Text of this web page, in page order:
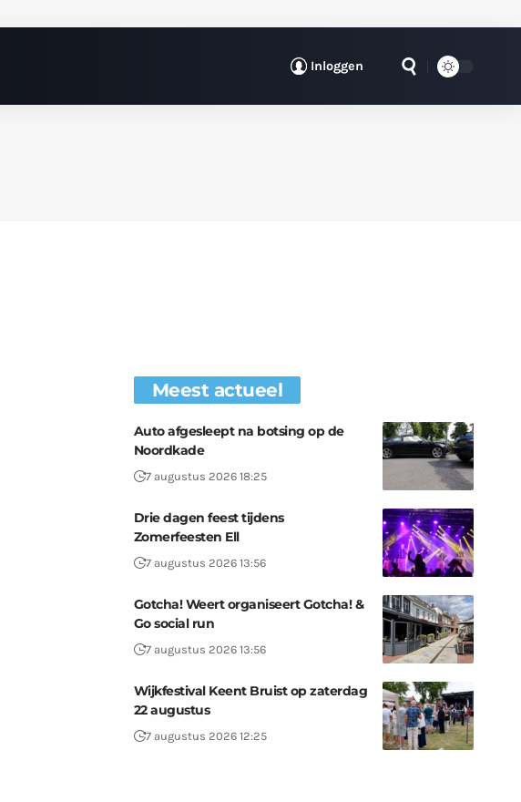
Inloggen
Meest actueel
Auto afgesleept na botsing op de
Noordkade
7 augustus 2026 18:25
Drie dagen feest tijdens
Zomerfeesten Ell
7 augustus 2026 13:56
Gotcha! Weert organiseert Gotcha! &
Go social run
7 augustus 2026 13:56
Wijkfestival Keent Bruist op zaterdag
22 augustus
7 augustus 2026 12:25